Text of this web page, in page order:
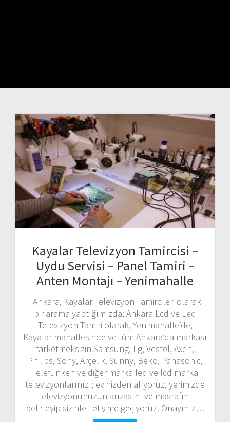
Kayalar Televizyon Tamircisi –
Uydu Servisi – Panel Tamiri –
Anten Montajı – Yenimahalle
Ankara, Kayalar Televizyon Tamircileri olarak
bir arama yaptığımızda; Ankara Lcd ve Led
Televizyon Tamiri olarak, Yenimahalle’de,
Kayalar mahallesinde ve tüm Ankara’da markası
farketmeksizin Samsung, Lg, Vestel, Axen,
Philips, Sony, Arçelik, Sunny, Beko, Panasonic,
Telefunken ve diğer marka led ve lcd marka
televizyonlarınızı; evinizden alıyoruz, yerimizde
televizyonunuzun arızasını ve masrafını
belirleyip sizinle iletişime geçiyoruz. Onayınız…